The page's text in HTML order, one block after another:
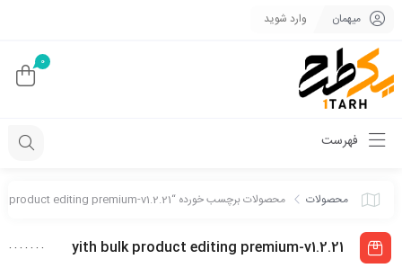
میهمان وارد شوید
0
فهرست
محصولات محصولات برچسب خورده “yith bulk product editing premium-v1.2.21”
yith bulk product editing premium-v1.2.21